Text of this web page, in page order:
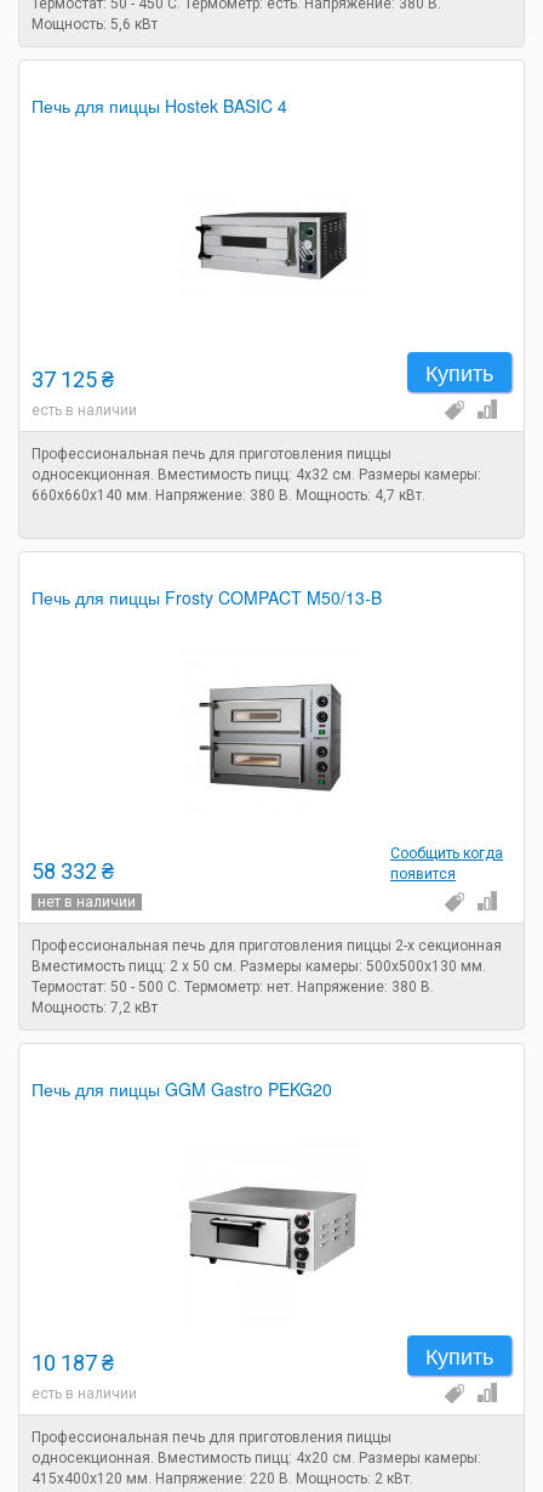
Термостат: 50 - 450 С. Термометр: есть. Напряжение: 380 В.
Мощность: 5,6 кВт
Печь для пиццы Hostek BASIC 4
Купить
37 125 ₴
есть в наличии
Профессиональная печь для приготовления пиццы
односекционная. Вместимость пицц: 4х32 см. Размеры камеры:
660x660x140 мм. Напряжение: 380 В. Мощность: 4,7 кВт.
Печь для пиццы Frosty COMPACT M50/13-B
Сообщить когда
появится
58 332 ₴
нет в наличии
Профессиональная печь для приготовления пиццы 2-х секционная
Вместимость пицц: 2 х 50 см. Размеры камеры: 500х500х130 мм.
Термостат: 50 - 500 С. Термометр: нет. Напряжение: 380 В.
Мощность: 7,2 кВт
Печь для пиццы GGM Gastro PEKG20
Купить
10 187 ₴
есть в наличии
Профессиональная печь для приготовления пиццы
односекционная. Вместимость пицц: 4х20 см. Размеры камеры:
415х400х120 мм. Напряжение: 220 В. Мощность: 2 кВт.